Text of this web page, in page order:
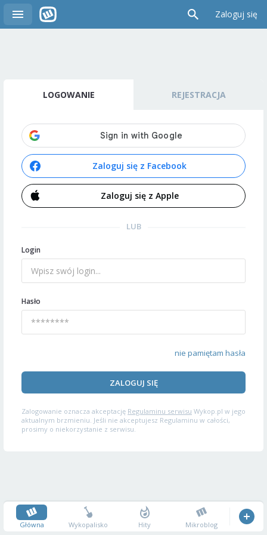
Zaloguj się
LOGOWANIE REJESTRACJA
Zaloguj się z Facebook
Zaloguj się z Apple
LUB
Login
Hasło
nie pamiętam hasła
ZALOGUJ SIĘ
Zalogowanie oznacza akceptację Regulaminu serwisu Wykop.pl w jego
aktualnym brzmieniu. Jeśli nie akceptujesz Regulaminu w całości,
prosimy o niekorzystanie z serwisu.
Główna Wykopalisko Hity Mikroblog